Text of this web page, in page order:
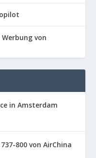
von
in Amsterdam
800 von AirChina